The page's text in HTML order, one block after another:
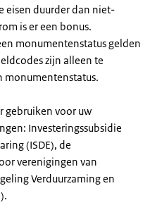
eisen duurder dan niet-
is er een bonus.
monumentenstatus gelden
zijn alleen te
monumentenstatus.
gebruiken voor uw
Investeringssubsidie
(ISDE), de
verenigingen van
Verduurzaming en